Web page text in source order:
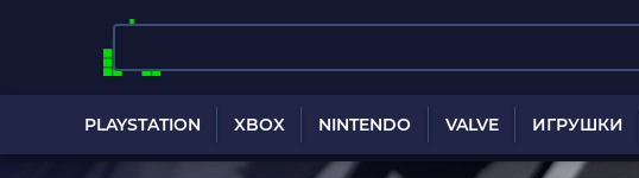
PLAYSTATION XBOX NINTENDO VALVE ИГРУШКИ